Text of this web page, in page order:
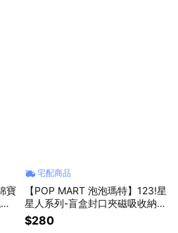
寶
宅配商品
【POP MART 泡泡瑪特】123!星
星人系列-盲盒封口夾磁吸收納盒
套組(1入)
$280